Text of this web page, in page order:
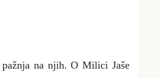
na njih. O Milici Jaše